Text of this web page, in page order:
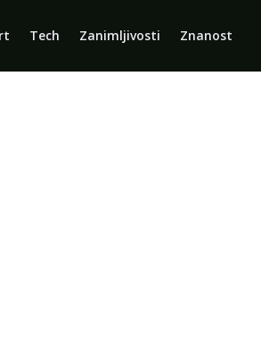
Tech Zanimljivosti Znanost